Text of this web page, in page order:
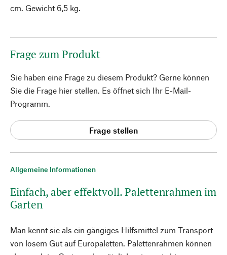
Allgemeine Informationen
Einfach, aber effektvoll. Palettenrahmen im
Garten
Man kennt sie als ein gängiges Hilfsmittel zum Transport
von losem Gut auf Europaletten. Palettenrahmen können
cm. Gewicht 6,5 kg.
Frage zum Produkt
Sie haben eine Frage zu diesem Produkt? Gerne können
Sie die Frage hier stellen. Es öffnet sich Ihr E-Mail-
Programm.
Frage stellen